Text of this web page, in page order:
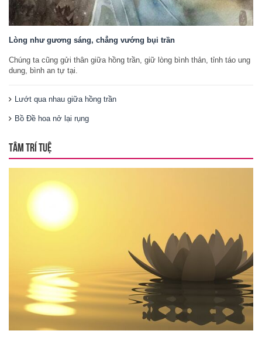
Lòng như gương sáng, chẳng vướng bụi trần
Chúng ta cũng gửi thân giữa hồng trần, giữ lòng bình thản, tỉnh táo ung
dung, bình an tự tại.
Lướt qua nhau giữa hồng trần
Bồ Đề hoa nở lại rụng
TÂM TRÍ TUỆ